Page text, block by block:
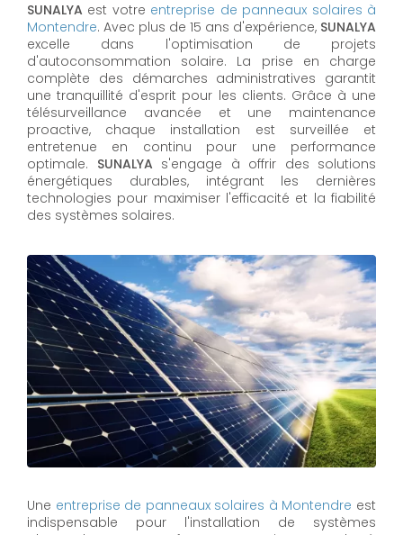
SUNALYA est votre entreprise de panneaux solaires à
Montendre. Avec plus de 15 ans d'expérience, SUNALYA
excelle dans l'optimisation de projets
d'autoconsommation solaire. La prise en charge
complète des démarches administratives garantit
une tranquillité d'esprit pour les clients. Grâce à une
télésurveillance avancée et une maintenance
proactive, chaque installation est surveillée et
entretenue en continu pour une performance
optimale. SUNALYA s'engage à offrir des solutions
énergétiques durables, intégrant les dernières
technologies pour maximiser l'efficacité et la fiabilité
des systèmes solaires.
Une entreprise de panneaux solaires à Montendre est
indispensable pour l'installation de systèmes